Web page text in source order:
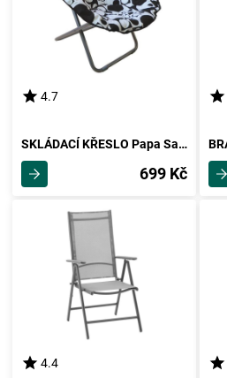
4.7
SKLÁDACÍ KŘESLO Papa Sam
699 Kč
4.4